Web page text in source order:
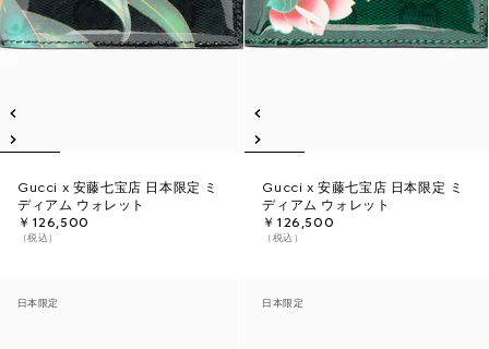
Gucci x 安藤七宝店 日本限定 ミ
ディアム ウォレット
￥126,500
（税込）
Gucci x 安藤七宝店 日本限定 ミ
ディアム ウォレット
￥126,500
（税込）
日本限定 日本限定